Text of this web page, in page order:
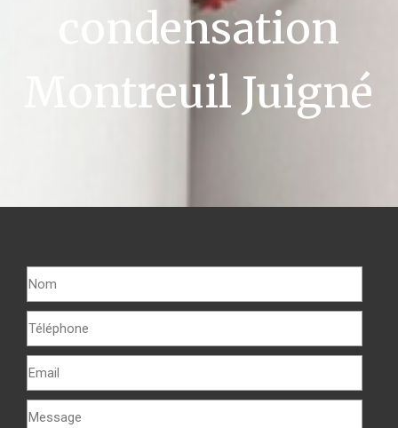
condensation
Montreuil Juigné